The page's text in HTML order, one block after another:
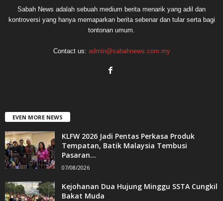
Sabah News adalah sebuah medium berita menarik yang adil dan
kontroversi yang hanya memaparkan berita sebenar dan tular serta bagi
tontonan umum.
Contact us: admin@sabahnews.com.my
EVEN MORE NEWS
KLFW 2026 Jadi Pentas Perkasa Produk
Tempatan, Batik Malaysia Tembusi
Pasaran...
07/08/2026
Kejohanan Dua Hujung Minggu SSTA Cungkil
Bakat Muda